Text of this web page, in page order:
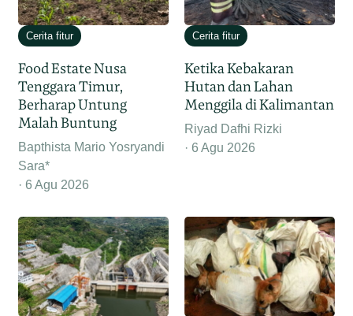
Cerita fitur
Food Estate Nusa
Tenggara Timur,
Berharap Untung
Malah Buntung
Bapthista Mario Yosryandi
Sara*
6 Agu 2026
Cerita fitur
Ketika Kebakaran
Hutan dan Lahan
Menggila di Kalimantan
Riyad Dafhi Rizki
6 Agu 2026